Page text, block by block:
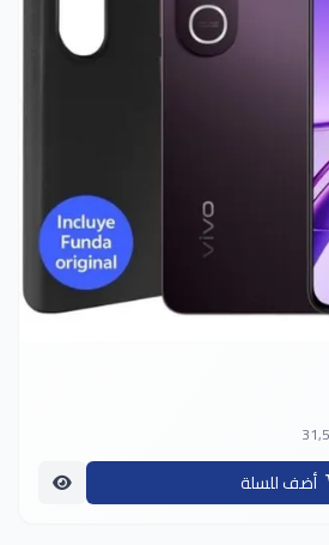
أضف للسلة